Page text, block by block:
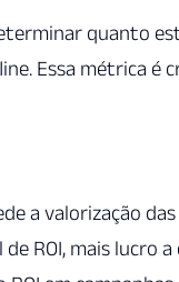
quanto
Essa métrica é
a valorização
ROI, mais lucro